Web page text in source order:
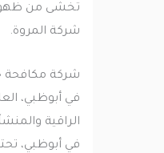
تخشى من ظهورها،
شركة المروة.
شركة مكافحة
في أبوظبي،
الراقية
في أبوظبي،